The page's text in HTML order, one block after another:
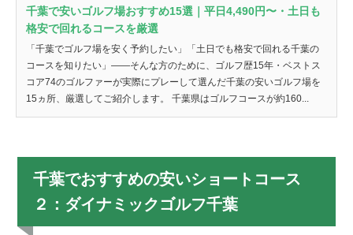
千葉で安いゴルフ場おすすめ15選｜平日4,490円〜・土日も
格安で回れるコースを厳選
「千葉でゴルフ場を安く予約したい」「土日でも格安で回れる千葉の
コースを知りたい」——そんな方のために、ゴルフ歴15年・ベストス
コア74のゴルファーが実際にプレーして選んだ千葉の安いゴルフ場を
15ヵ所、厳選してご紹介します。 千葉県はゴルフコースが約160...
千葉でおすすめの安いショートコース
２：ダイナミックゴルフ千葉